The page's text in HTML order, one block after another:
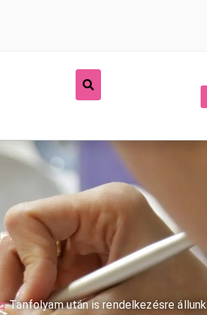
Tanfolyam után is rendelkezésre állunk